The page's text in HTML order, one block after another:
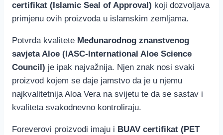
certifikat (Islamic Seal of Approval) koji dozvoljava
primjenu ovih proizvoda u islamskim zemljama.
Potvrda kvalitete Međunarodnog znanstvenog
savjeta Aloe (IASC-International Aloe Science
Council) je ipak najvažnija. Njen znak nosi svaki
proizvod kojem se daje jamstvo da je u njemu
najkvalitetnija Aloa Vera na svijetu te da se sastav i
kvaliteta svakodnevno kontroliraju.
Foreverovi proizvodi imaju i BUAV certifikat (PET